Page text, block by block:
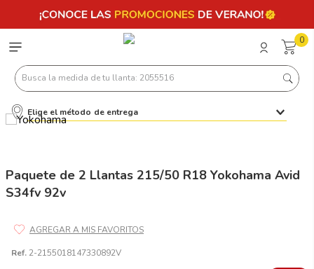
0
Busca la medida de tu llanta: 2055516
Elige el método de entrega
Paquete de 2 Llantas 215/50 R18 Yokohama Avid
S34fv 92v
Ref. 2-2155018147330892V
Términos más buscados
.